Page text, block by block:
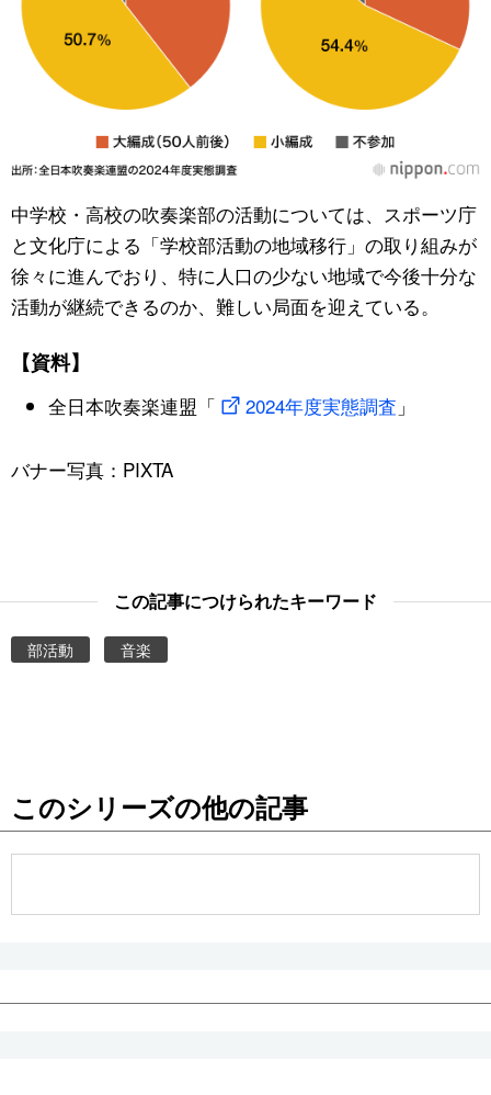
中学校・高校の吹奏楽部の活動については、スポーツ庁
と文化庁による「学校部活動の地域移行」の取り組みが
徐々に進んでおり、特に人口の少ない地域で今後十分な
活動が継続できるのか、難しい局面を迎えている。
【資料】
全日本吹奏楽連盟「 2024年度実態調査 」
バナー写真：PIXTA
この記事につけられたキーワード
部活動 音楽
このシリーズの他の記事